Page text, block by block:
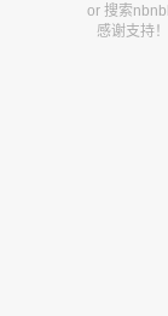
or 搜索
感谢支持！